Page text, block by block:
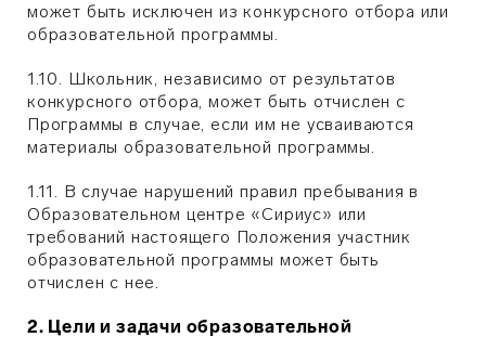
может быть исключен из конкурсного отбора или
образовательной программы.
1.10. Школьник, независимо от результатов
конкурсного отбора, может быть отчислен с
Программы в случае, если им не усваиваются
материалы образовательной программы.
1.11. В случае нарушений правил пребывания в
Образовательном центре «Сириус» или
требований настоящего Положения участник
образовательной программы может быть
отчислен с нее.
2. Цели и задачи образовательной